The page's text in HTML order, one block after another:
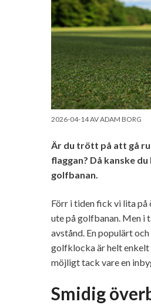
2026-04-14AVADAM BORG
Är du trött på att gå
flaggan? Då kanske
golfbanan.
Förr i tiden fick vi lita på
ute på golfbanan. Men
avstånd. En populärt
golfklocka är helt enkelt
möjligt tack vare en
Smidig